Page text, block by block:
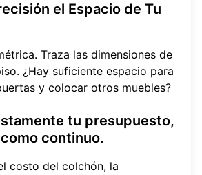
el Espacio de Tu
Traza las dimensiones de
¿Hay suficiente espacio para
y colocar otros muebles?
tu presupuesto,
continuo.
costo del colchón, la